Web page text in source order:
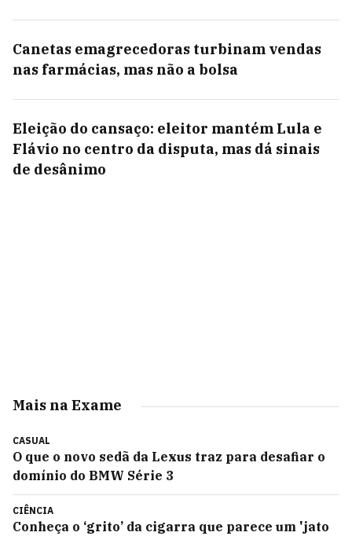
Canetas emagrecedoras turbinam vendas
nas farmácias, mas não a bolsa
Eleição do cansaço: eleitor mantém Lula e
Flávio no centro da disputa, mas dá sinais
de desânimo
Mais na Exame
CASUAL
O que o novo sedã da Lexus traz para desafiar o
domínio do BMW Série 3
CIÊNCIA
Conheça o ‘grito’ da cigarra que parece um 'jato